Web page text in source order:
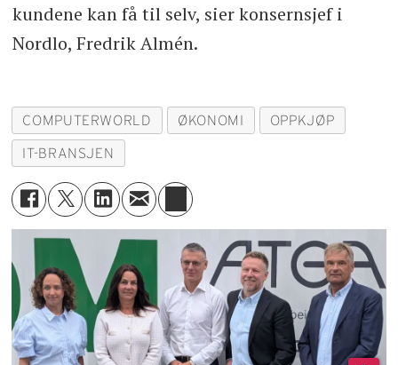
kundene kan få til selv, sier konsernsjef i
Nordlo, Fredrik Almén.
COMPUTERWORLD ØKONOMI OPPKJØP
IT-BRANSJEN